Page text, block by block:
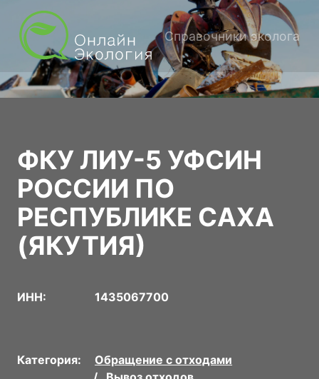
Справочники эколога
ФКУ ЛИУ-5 УФСИН
РОССИИ ПО
РЕСПУБЛИКЕ САХА
(ЯКУТИЯ)
ИНН: 1435067700
Категория:
Обращение с отходами